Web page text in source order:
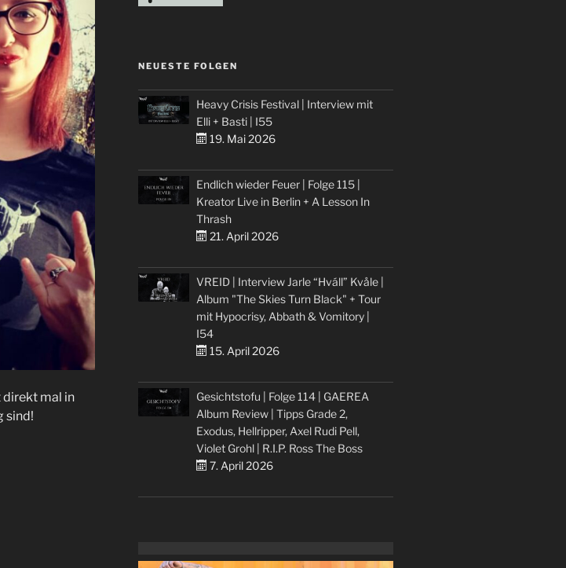
direkt mal in
sind!
NEUESTE FOLGEN
Heavy Crisis Festival | Interview mit
Elli + Basti | I55
19. Mai 2026
Endlich wieder Feuer | Folge 115 |
Kreator Live in Berlin + A Lesson In
Thrash
21. April 2026
VREID | Interview Jarle “Hváll” Kvåle |
Album "The Skies Turn Black" + Tour
mit Hypocrisy, Abbath & Vomitory |
I54
15. April 2026
Gesichtstofu | Folge 114 | GAEREA
Album Review | Tipps Grade 2,
Exodus, Hellripper, Axel Rudi Pell,
Violet Grohl | R.I.P. Ross The Boss
7. April 2026